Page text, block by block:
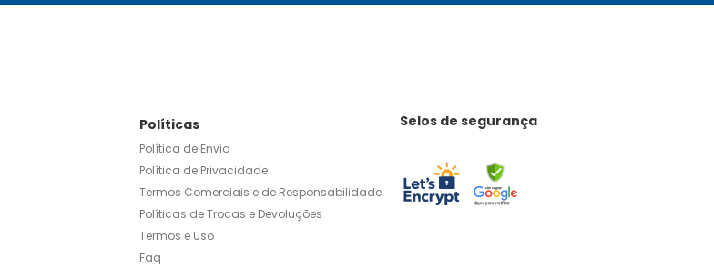
Políticas
Política de Envio
Política de Privacidade
Termos Comerciais e de Responsabilidade
Políticas de Trocas e Devoluções
Termos e Uso
Faq
Selos de segurança